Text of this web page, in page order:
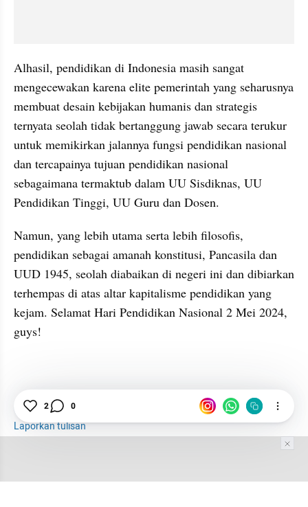
Alhasil, pendidikan di Indonesia masih sangat
mengecewakan karena elite pemerintah yang seharusnya
membuat desain kebijakan humanis dan strategis
ternyata seolah tidak bertanggung jawab secara terukur
untuk memikirkan jalannya fungsi pendidikan nasional
dan tercapainya tujuan pendidikan nasional
sebagaimana termaktub dalam UU Sisdiknas, UU
Pendidikan Tinggi, UU Guru dan Dosen.
Namun, yang lebih utama serta lebih filosofis,
pendidikan sebagai amanah konstitusi, Pancasila dan
UUD 1945, seolah diabaikan di negeri ini dan dibiarkan
terhempas di atas altar kapitalisme pendidikan yang
kejam. Selamat Hari Pendidikan Nasional 2 Mei 2024,
guys!
Pendidikan Guru
Dosen
Laporkan tulisan
2 0